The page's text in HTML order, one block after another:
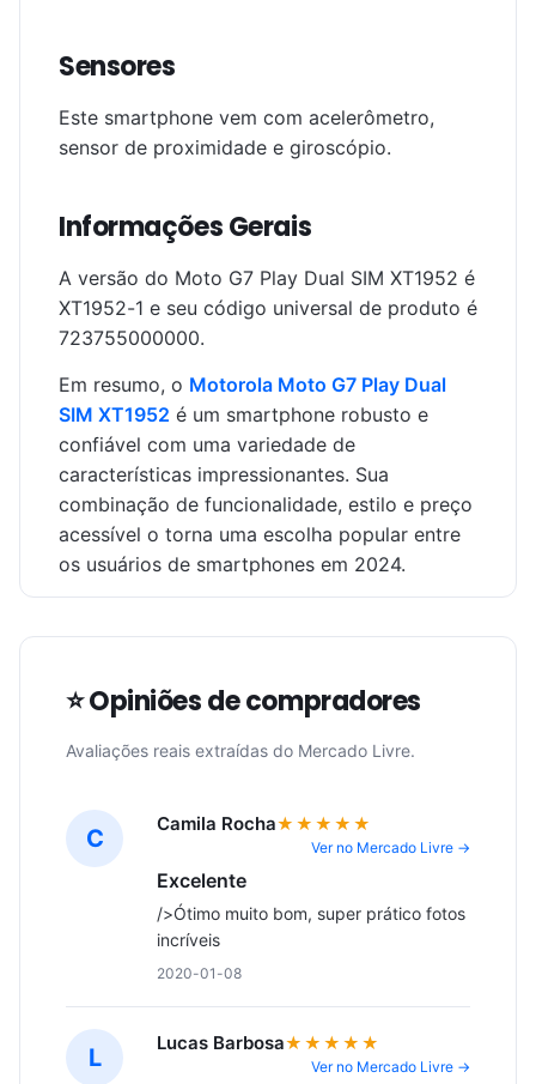
Sensores
Este smartphone vem com acelerômetro,
sensor de proximidade e giroscópio.
Informações Gerais
A versão do Moto G7 Play Dual SIM XT1952 é
XT1952-1 e seu código universal de produto é
723755000000.
Em resumo, o Motorola Moto G7 Play Dual
SIM XT1952 é um smartphone robusto e
confiável com uma variedade de
características impressionantes. Sua
combinação de funcionalidade, estilo e preço
acessível o torna uma escolha popular entre
os usuários de smartphones em 2024.
⭐ Opiniões de compradores
Avaliações reais extraídas do Mercado Livre.
C Camila Rocha★★★★★
Ver no Mercado Livre →
Excelente
/>Ótimo muito bom, super prático fotos
incríveis
2020-01-08
L Lucas Barbosa★★★★★
Ver no Mercado Livre →